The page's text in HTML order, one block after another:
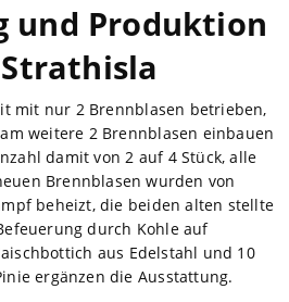
und Produktion
mit nur 2 Brennblasen betrieben,
weitere 2 Brennblasen einbauen
damit von 2 auf 4 Stück, alle
Brennblasen wurden von
beheizt, die beiden alten stellte
durch Kohle auf
aus Edelstahl und 10
ergänzen die Ausstattung.